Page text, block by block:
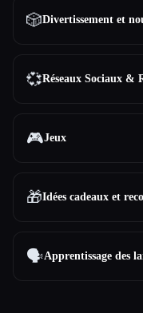
🎲Divertissement et
💞Réseaux Sociaux &
🎮Jeux
🎁Idées cadeaux et
🗣️Apprentissage des